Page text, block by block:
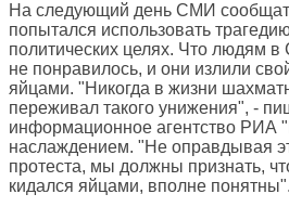
На следующий день СМИ
попытался использовать
политических целях. Что людям в
не понравилось, и они излили
яйцами. "Никогда в жизни
переживал такого унижения", -
информационное агентство РИА
наслаждением. "Не оправдывая
протеста, мы должны признать,
кидался яйцами, вполне понятны".